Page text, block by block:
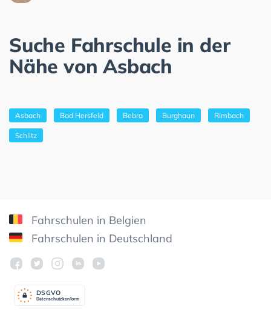
Suche Fahrschule in der
Nähe von Asbach
Asbach Bad Hersfeld Bebra Burghaun Rimbach
Schlitz
Fahrschulen in Belgien
Fahrschulen in Deutschland
Datenschutzkonform
DSGVO